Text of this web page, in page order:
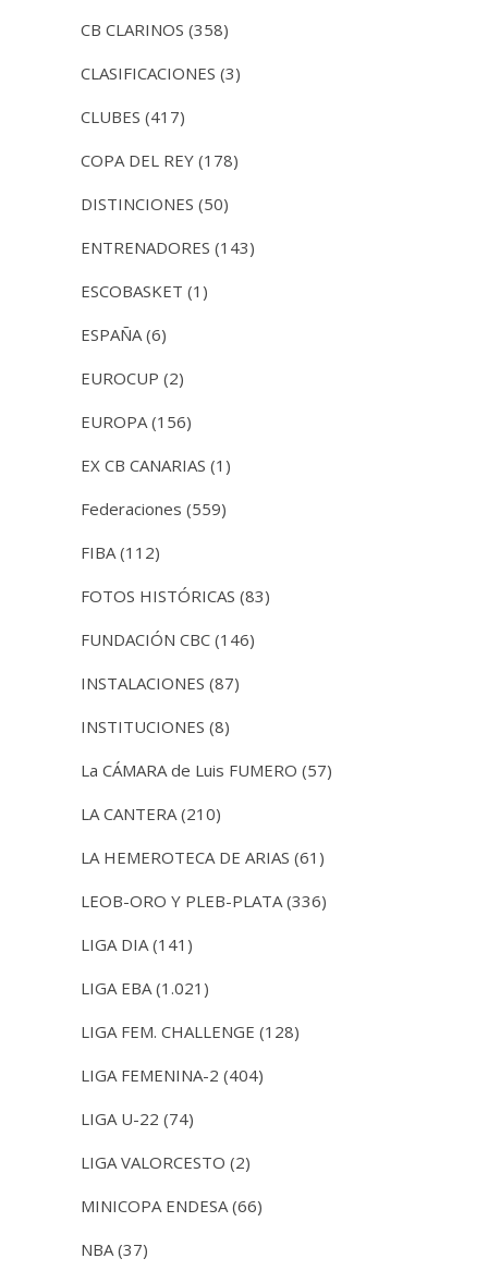
CB CLARINOS (358)
CLASIFICACIONES (3)
CLUBES (417)
COPA DEL REY (178)
DISTINCIONES (50)
ENTRENADORES (143)
ESCOBASKET (1)
ESPAÑA(6)
EUROCUP (2)
EUROPA(156)
EX CB CANARIAS (1)
Federaciones (559)
FIBA(112)
FOTOS HISTÓRICAS (83)
FUNDACIÓN CBC (146)
INSTALACIONES (87)
INSTITUCIONES (8)
La CÁMARA de Luis FUMERO (57)
LA CANTERA(210)
LA HEMEROTECA DE ARIAS (61)
LEOB-ORO Y PLEB-PLATA(336)
LIGA DIA(141)
LIGA EBA(1.021)
LIGA FEM. CHALLENGE (128)
LIGA FEMENINA-2 (404)
LIGA U-22 (74)
LIGA VALORCESTO (2)
MINICOPA ENDESA(66)
NBA(37)